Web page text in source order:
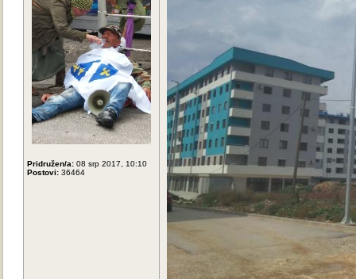
Pridružen/a: 08 srp 2017, 10:10
Postovi: 36464